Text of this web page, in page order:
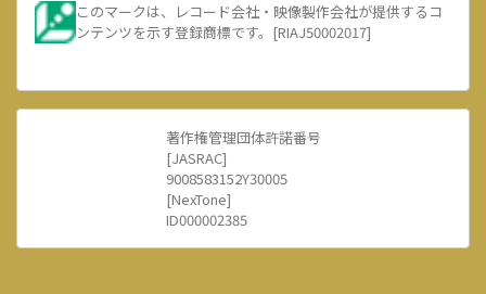
このマークは、レコード会社・映像製作会社が提供するコ
ンテンツを示す登録商標です。[RIAJ50002017]
著作権管理団体許諾番号
[JASRAC]
9008583152Y30005
[NexTone]
ID000002385